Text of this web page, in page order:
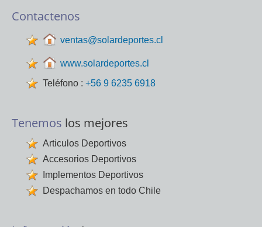
Contactenos
ventas@solardeportes.cl
www.solardeportes.cl
Teléfono : +56 9 6235 6918
Tenemos los mejores
Articulos Deportivos
Accesorios Deportivos
Implementos Deportivos
Despachamos en todo Chile